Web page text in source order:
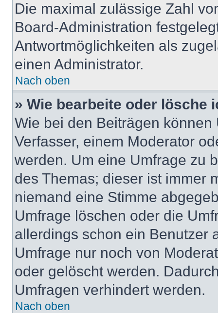
Die maximal zulässige Zahl
Board-Administration
Antwortmöglichkeiten als
einen Administrator.
Nach oben
» Wie bearbeite oder lösche
Wie bei den Beiträgen
Verfasser, einem Moderator
werden. Um eine Umfrage zu
des Themas; dieser ist immer
niemand eine Stimme
Umfrage löschen oder die
allerdings schon ein Benutzer
Umfrage nur noch von
oder gelöscht werden.
Umfragen verhindert werden.
Nach oben